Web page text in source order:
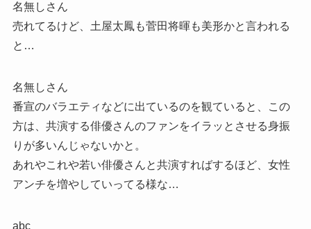
名無しさん
売れてるけど、土屋太鳳も菅田将暉も美形かと言われる
と…
名無しさん
番宣のバラエティなどに出ているのを観ていると、この
方は、共演する俳優さんのファンをイラッとさせる身振
りが多いんじゃないかと。
あれやこれや若い俳優さんと共演すればするほど、女性
アンチを増やしていってる様な…
abc